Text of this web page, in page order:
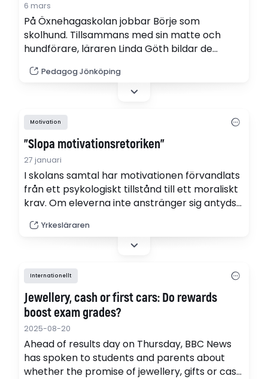
6 mars
På Öxnehagaskolan jobbar Börje som
skolhund. Tillsammans med sin matte och
hundförare, läraren Linda Göth bildar de
Effekten av deras gemensamma arbete
märks i klassrummet. Sedan Börje började har
skapar lugn och studiemotivation.
Pedagog Jönköping
Motivation
"Slopa motivationsretoriken"
27 januari
I skolans samtal har motivationen förvandlats
från ett psykologiskt tillstånd till ett moraliskt
krav. Om eleverna inte anstränger sig antyds
motivation inte är startpunkten utan
slutresultatet? skriver yrkesläraren Therese
Yrkesläraren
Internationellt
Jewellery, cash or first cars: Do rewards
boost exam grades?
2025-08-20
Ahead of results day on Thursday, BBC News
has spoken to students and parents about
whether the promise of jewellery, gifts or cash